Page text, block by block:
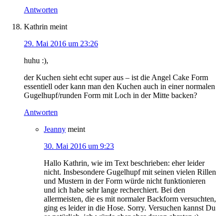
Antworten
Kathrin meint
29. Mai 2016 um 23:26
huhu :),
der Kuchen sieht echt super aus – ist die Angel Cake Form
essentiell oder kann man den Kuchen auch in einer normalen
Gugelhupf/runden Form mit Loch in der Mitte backen?
Antworten
Jeanny meint
30. Mai 2016 um 9:23
Hallo Kathrin, wie im Text beschrieben: eher leider
nicht. Insbesondere Gugelhupf mit seinen vielen Rillen
und Mustern in der Form würde nicht funktionieren
und ich habe sehr lange recherchiert. Bei den
allermeisten, die es mit normaler Backform versuchten,
ging es leider in die Hose. Sorry. Versuchen kannst Du